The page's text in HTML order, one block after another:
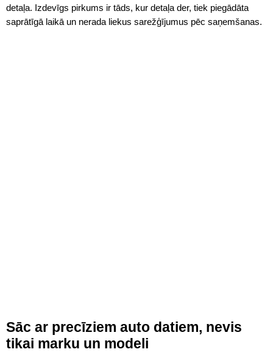
detaļa. Izdevīgs pirkums ir tāds, kur detaļa der, tiek piegādāta
saprātīgā laikā un nerada liekus sarežģījumus pēc saņemšanas.
Sāc ar precīziem auto datiem, nevis
tikai marku un modeli